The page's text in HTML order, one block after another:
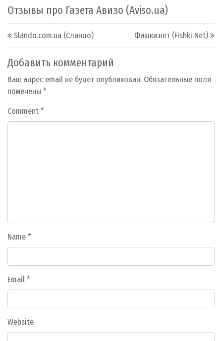
Отзывы про Газета Авизо (Aviso.ua)
Post navigation
Slando.com.ua (Сландо) Фишки.нет (Fishki Net)
Добавить комментарий
Ваш адрес email не будет опубликован. Обязательные поля
помечены *
Comment *
Name *
Email *
Website